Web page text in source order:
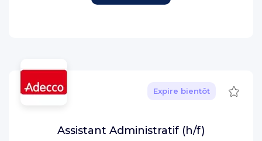
Expire bientôt
Assistant Administratif (h/f)